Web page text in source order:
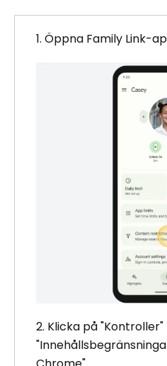
1. Öppna Family Link-
2. Klicka på "Kontroller"